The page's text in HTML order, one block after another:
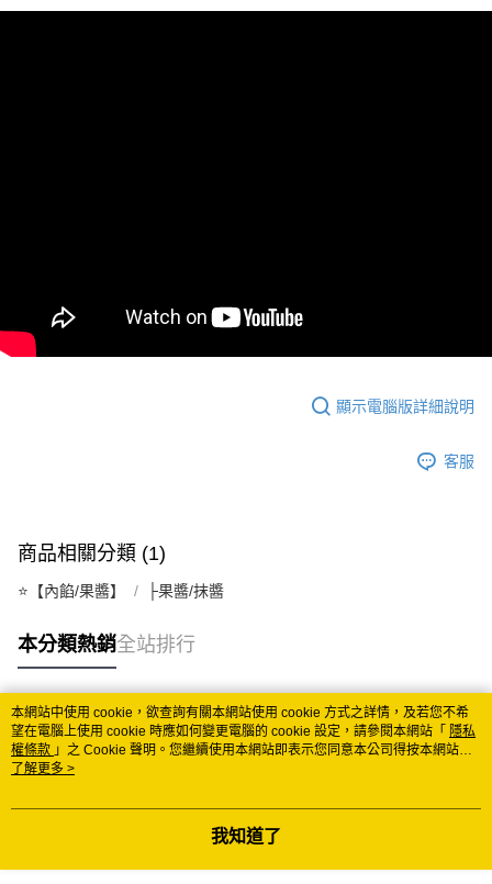
ATM付款
付款後7-11取貨
每筆NT$60
免運費
顯示電腦版詳細說明
客服
商品相關分類 (1)
⭐️【內餡/果醬】 ├果醬/抹醬
本分類熱銷全站排行
熱門標籤
本網站中使用 cookie，欲查詢有關本網站使用 cookie 方式之詳情，及若您不希
望在電腦上使用 cookie 時應如何變更電腦的 cookie 設定，請參閱本網站「 隱私
權條款 」之 Cookie 聲明。您繼續使用本網站即表示您同意本公司得按本網站使
用條款之 Cookie 聲明使用 cookie。
了解更多 >
我知道了